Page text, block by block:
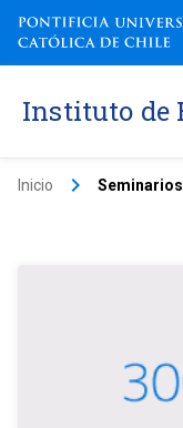
Instituto de
Inicio keyboard_arrow_right Seminarios